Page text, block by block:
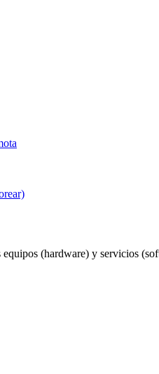
(hardware) y servicios